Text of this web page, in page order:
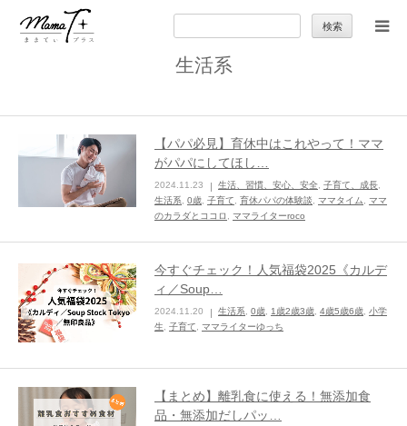
索:
生活系
【パパ必見】育休中はこれやって！ママ
がパパにしてほし…
2024.11.23 生活、習慣、安心、安全 子育て、成長
生活系
0歳 子育て 育休パパの体験談 ママタイム
ママ
のカラダとココロ
ママライターroco
今すぐチェック！人気福袋2025《カルデ
ィ／Soup…
2024.11.20 生活系 0歳 1歳2歳3歳 4歳5歳6歳 小学
生
子育て ママライターゆっち
【まとめ】離乳食に使える！無添加食
品・無添加だしパッ…
セカンドキャリア
子育て
季節の行事やお出かけ
特集